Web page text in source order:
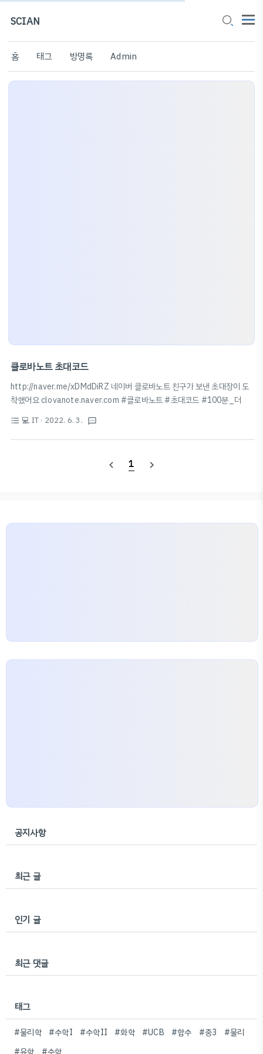
SCIAN
홈 태그 방명록 Admin
클로바노트 초대코드
http://naver.me/xDMdDiRZ 네이버 클로바노트 친구가 보낸 초대장이 도
착했어요 clovanote.naver.com #클로바노트 #초대코드 #100분_더
format_list_bulleted 💻 IT · 2022. 6. 3. textsms
navigate_before 1 navigate_next
공지사항
최근 글
인기 글
최근 댓글
태그
#물리학 #수학I #수학II #화학 #UCB #함수 #중3
#물리